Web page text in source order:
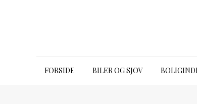
FORSIDE BILER OG SJOV